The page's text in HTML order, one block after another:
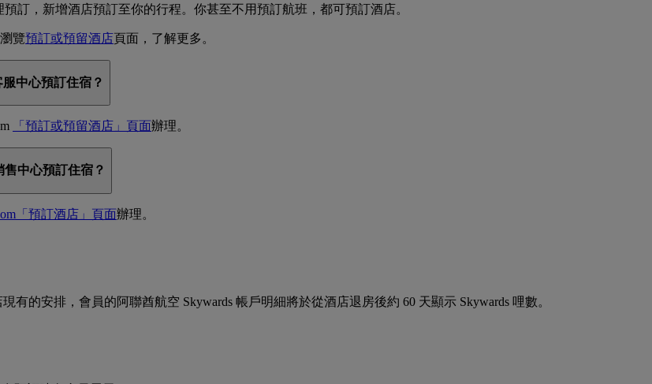
訂，新增酒店預訂至你的行程。你甚至不用預訂航班，都可預訂酒店。
覽預訂或預留酒店頁面，了解更多。
中心預訂住宿？
「預訂或預留酒店」頁面辦理。
中心預訂住宿？
「預訂酒店」頁面辦理。
有的安排，會員的阿聯酋航空 Skywards 帳戶明細將於從酒店退房後約 60 天顯示 Skywards 哩數。